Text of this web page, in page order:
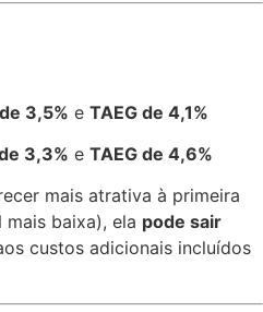
3,5% e TAEG de 4,1%
3,3% e TAEG de 4,6%
mais atrativa à primeira
baixa), ela pode sair
custos adicionais incluídos